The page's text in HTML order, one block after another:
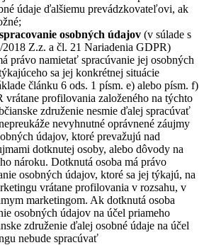
údaje ďalšiemu prevádzkovateľovi, ak
spracovanie osobných údajov (v súlade s
2018 Z.z. a čl. 21 Nariadenia GDPR)
právo namietať spracúvanie jej osobných
sa jej konkrétnej situácie
článku 6 ods. 1 písm. e) alebo písm. f)
vrátane profilovania založeného na týchto
združenie nesmie ďalej spracúvať
nevyhnutné oprávnené záujmy
údajov, ktoré prevažujú nad
dotknutej osoby, alebo dôvody na
nároku. Dotknutá osoba má právo
osobných údajov, ktoré sa jej týkajú, na
vrátane profilovania v rozsahu, v
marketingom. Ak dotknutá osoba
osobných údajov na účel priameho
združenie ďalej osobné údaje na účel
nebude spracúvať